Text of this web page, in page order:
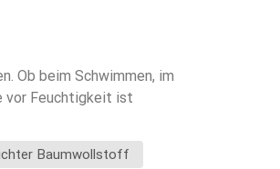
Ob beim Schwimmen, im
vor Feuchtigkeit ist
trocken bleibt:Nasse
in
Baumwollstoff